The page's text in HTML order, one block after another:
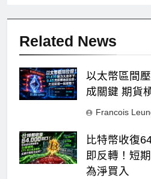
Related News
以太幣區間
成關鍵 期貨
Francois
比特幣收復
即反轉！短
為淨買入